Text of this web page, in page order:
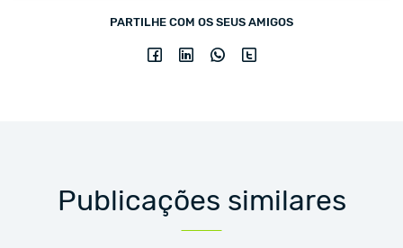
PARTILHE COM OS SEUS AMIGOS
Publicações similares